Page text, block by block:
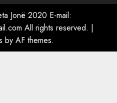
me Talo Çelën”,
e Nuredin Dumanit
PERSONAT që e
Jonë 2020 E-mail:
All rights reserved. |
by AF themes.